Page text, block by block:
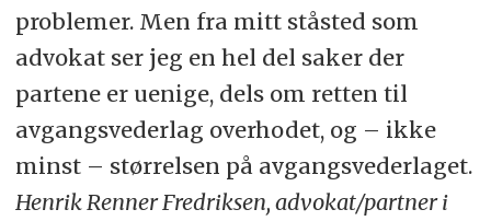
problemer. Men fra mitt ståsted som
advokat ser jeg en hel del saker der
partene er uenige, dels om retten til
avgangsvederlag overhodet, og – ikke
minst – størrelsen på avgangsvederlaget.
Henrik Renner Fredriksen, advokat/partner i